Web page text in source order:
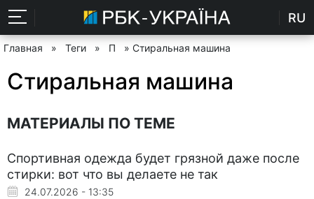
RU
Главная » Теги » П » Стиральная машина
Стиральная машина
МАТЕРИАЛЫ ПО ТЕМЕ
Спортивная одежда будет грязной даже после
стирки: вот что вы делаете не так
24.07.2026 - 13:35